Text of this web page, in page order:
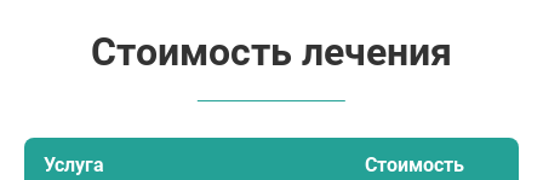
Стоимость лечения
Услуга Стоимость